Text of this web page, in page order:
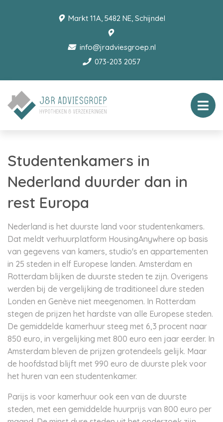
Markt 11A, 5482 NE, Schijndel
info@jradviesgroep.nl
073-203 2057
Studentenkamers in
Nederland duurder dan in
rest Europa
Nederland is het duurste land voor studentenkamers.
Dat meldt verhuurplatform HousingAnywhere op basis
van gegevens van kamers, studio's en appartementen
in 25 steden in elf Europese landen. Amsterdam en
Rotterdam blijken de duurste steden te zijn. Overigens
werden bij de vergelijking de traditioneel dure steden
Londen en Genève niet meegenomen. In Rotterdam
stegen de prijzen het hardste van alle Europese steden.
De gemiddelde kamerhuur steeg met 6,3 procent naar
850 euro, in vergelijking met 800 euro een jaar eerder. In
Amsterdam bleven de prijzen grotendeels gelijk. Maar
de hoofdstad blijft met 990 euro de duurste plek voor
het huren van een studentenkamer.
Parijs is voor kamerhuur ook een van de duurste
steden, met een gemiddelde huurprijs van 800 euro per